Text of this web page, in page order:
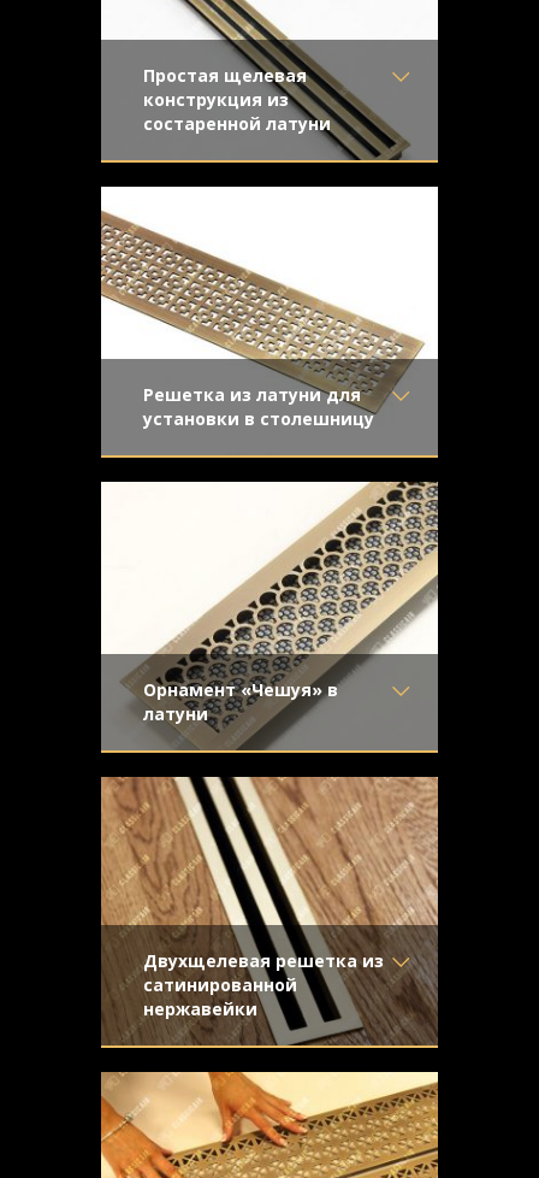
Простая щелевая
конструкция из
состаренной латуни
Материал- Латунь
Отделка- Старение с
Узор- Щелевой
Конструкция
Щелевая конструкция с отбортовкой -
лаконично и стильно.
Решетка из латуни для
установки в столешницу
Материал- Латунь
Отделка- Старение с
- Соединенные
- Плоская
шлифовкой приоткрывает светлую
поверхность натуральной латуни, а
деликатный налет патины придает
решетке изделию винтажный вид.
Орнамент «Чешуя» в
латуни
Материал- Латунь
Отделка- Старение с
направленной риской
Узор- Чешуя
Конструкция- С отбортовкой
Использована конструкция с
отбортовкой с закрепленной
металлической сеткой.
Двухщелевая решетка из
сатинированной
нержавейки
Материал- Нержавеющая
сталь
Отделка - Шлифованная
нержавейка
Узор- Щелевой
Конструкция- С отбортовкой
стильному внешнему виду изделие
является идеальным дополнением
любого современного интерьера.